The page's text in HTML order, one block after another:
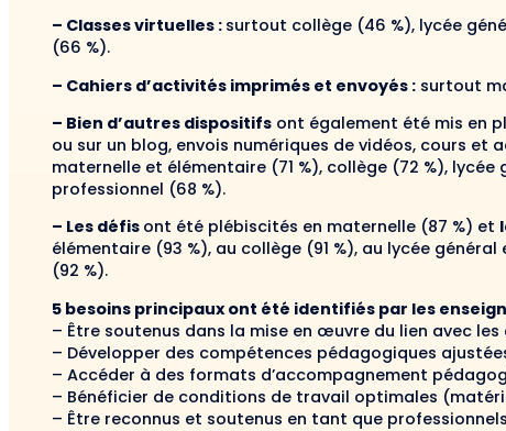
– Classes virtuelles : surtout collège (46 %), lycée
(66 %).
– Cahiers d’activités imprimés et envoyés : surtout
– Bien d’autres dispositifs ont également été mis en
ou sur un blog, envois numériques de vidéos, cours
maternelle et élémentaire (71 %), collège (72 %),
professionnel (68 %).
– Les défis ont été plébiscités en maternelle (87 %) et
élémentaire (93 %), au collège (91 %), au lycée
(92 %).
5 besoins principaux ont été identifiés par les
– Être soutenus dans la mise en œuvre du lien avec
– Développer des compétences pédagogiques
– Accéder à des formats d’accompagnement
– Bénéficier de conditions de travail optimales
– Être reconnus et soutenus en tant que